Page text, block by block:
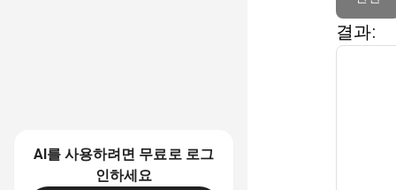
AI를 사용하려면 무료로 로그
인하세요
결과: